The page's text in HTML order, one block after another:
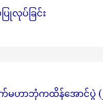
လုပ်ခြင်း
မဟာဘုံကထိန်အောင်ပွဲ (၂